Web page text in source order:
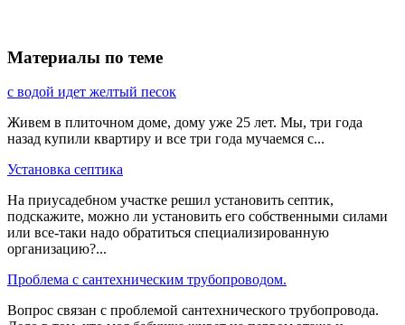
Материалы по теме
с водой идет желтый песок
Живем в плиточном доме, дому уже 25 лет. Мы, три года
назад купили квартиру и все три года мучаемся с...
Установка септика
На приусадебном участке решил установить септик,
подскажите, можно ли установить его собственными силами
или все-таки надо обратиться специализированную
организацию?...
Проблема с сантехническим трубопроводом.
Вопрос связан с проблемой сантехнического трубопровода.